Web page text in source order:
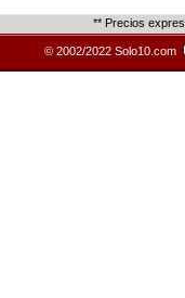
** Precios
© 2002/2022 Solo10.com